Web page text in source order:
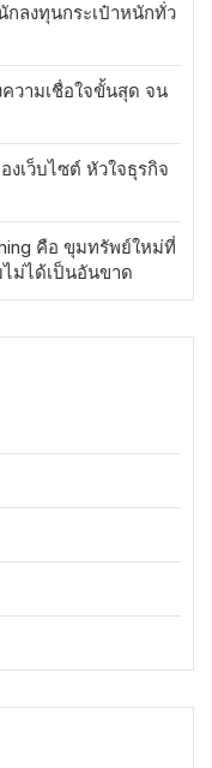
กลงทุนกระเป๋าหนักทั่ว
ความเชื่อใจขั้นสุด จน
เว็บไซต์ หัวใจธุรกิจ
คือ ขุมทรัพย์ใหม่ที่
ม่ได้เป็นอันขาด